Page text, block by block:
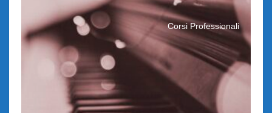
Corsi Professionali